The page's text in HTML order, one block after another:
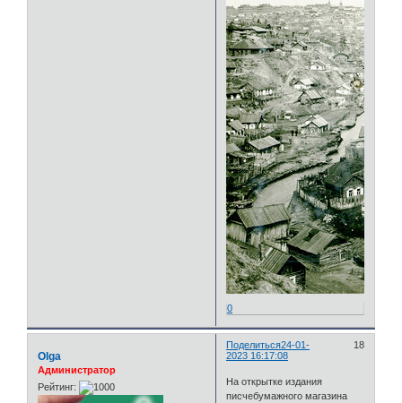
0
Поделиться 18
24-01-
2023 16:17:08
Olga
Администратор
Рейтинг:
На открытке издания
писчебумажного магазина